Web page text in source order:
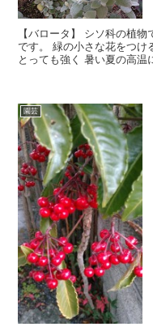
【バロータ】 シソ科の植物で、フワフワの葉っぱがビロードみたい
です。 緑の小さな花をつける。 耐寒性の常緑多年草で、暑さ寒さに
とっても強く 暑い夏の高温にも、耐えることができる丈夫な花にな
園芸